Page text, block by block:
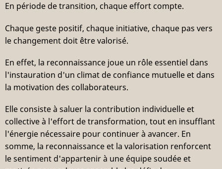
En période de transition, chaque effort compte.
Chaque geste positif, chaque initiative, chaque pas vers
le changement doit être valorisé.
En effet, la reconnaissance joue un rôle essentiel dans
l'instauration d'un climat de confiance mutuelle et dans
la motivation des collaborateurs.
Elle consiste à saluer la contribution individuelle et
collective à l'effort de transformation, tout en insufflant
l'énergie nécessaire pour continuer à avancer. En
somme, la reconnaissance et la valorisation renforcent
le sentiment d'appartenir à une équipe soudée et